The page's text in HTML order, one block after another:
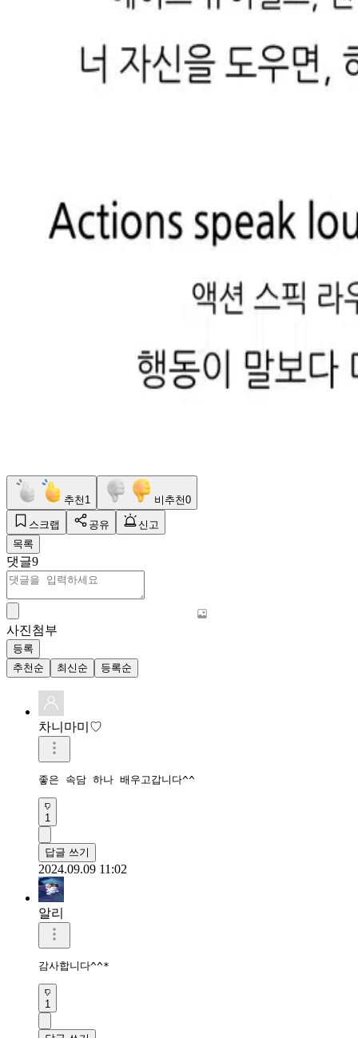
추천 1 비추천0
스크랩 공유
신고
목록
댓글9
사진첨부
등록
추천순
최신순 등록순
차니마미♡
좋은 속담 하나 배우고갑니다^^
1
답글 쓰기
2024.09.09 11:02
알리
감사합니다^^*
1